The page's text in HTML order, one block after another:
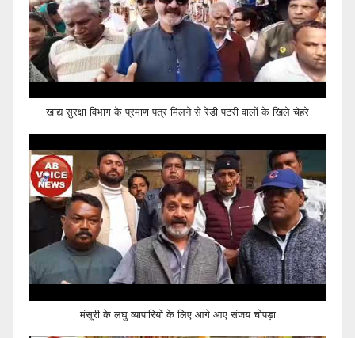
खाद्य सुरक्षा विभाग के प्रमाण पत्र मिलने से रेडी पटरी वालों के खिले चेहरे
मंसूरी के लघु व्यापारियों के लिए आगे आए संजय चोपड़ा